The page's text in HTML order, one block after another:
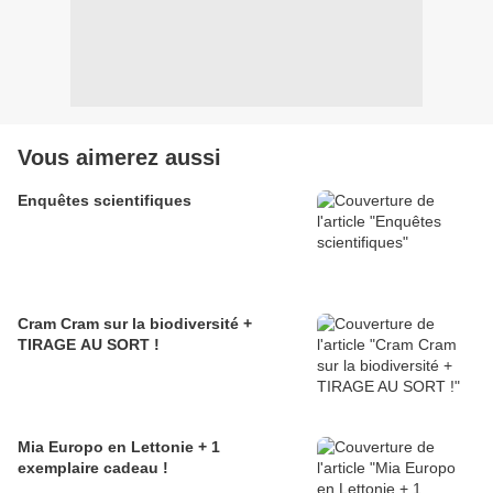
Vous aimerez aussi
Enquêtes scientifiques
Cram Cram sur la biodiversité +
TIRAGE AU SORT !
Mia Europo en Lettonie + 1
exemplaire cadeau !